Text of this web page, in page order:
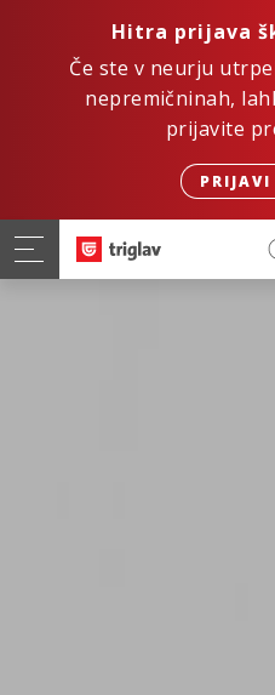
Hitra prijava
Če ste v neurju
nepremičninah,
prijavite
PRIJAVI